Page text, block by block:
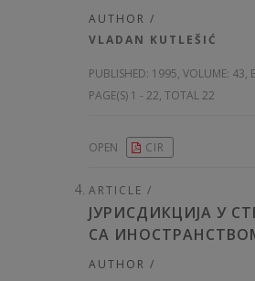
AUTHOR /
VLADAN KUTLEŠIĆ
PUBLISHED: 1995, VOLUME: 43,
PAGE(S) 1 - 22, TOTAL 22
OPEN CIR
ARTICLE /
ЈУРИСДИКЦИЈА У
СА
AUTHOR /